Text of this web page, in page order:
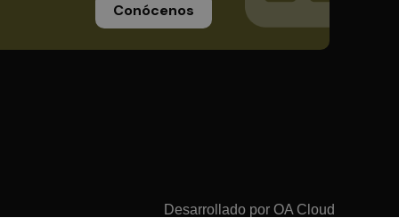
Conócenos
Desarrollado por OA Cloud